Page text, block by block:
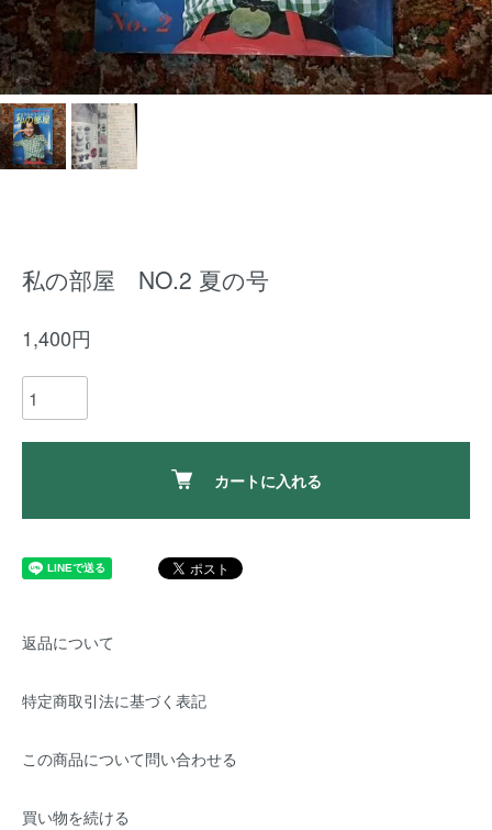
私の部屋 NO.2 夏の号
1,400円
カートに入れる
返品について
特定商取引法に基づく表記
この商品について問い合わせる
買い物を続ける